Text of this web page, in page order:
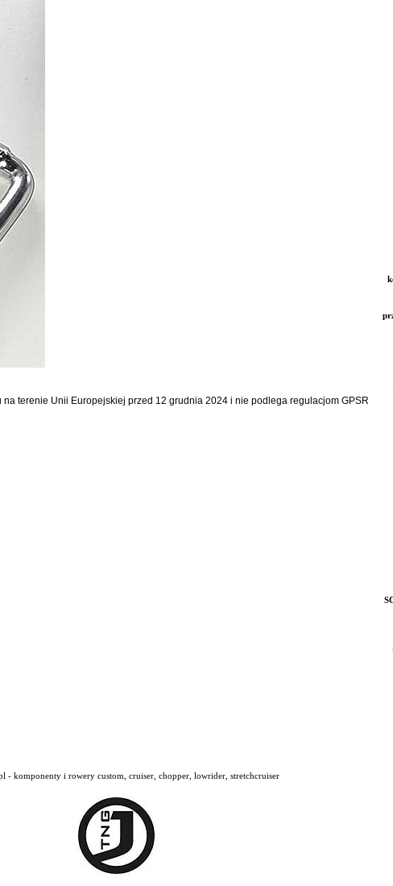
terenie Unii Europejskiej przed 12 grudnia 2024 i nie podlega regulacjom GPSR
- komponenty i rowery custom, cruiser, chopper, lowrider, stretchcruiser